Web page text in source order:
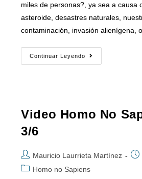
miles de personas?, ya sea a causa
asteroide, desastres naturales,
contaminación, invasión alienígena,
Continuar Leyendo
Video Homo No
3/6
Mauricio Laurrieta Martínez
Homo no Sapiens